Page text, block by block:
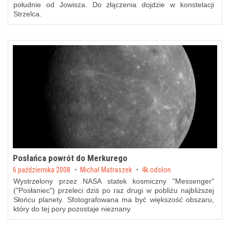
południe od Jowisza. Do złączenia dojdzie w konstelacji
Strzelca.
Posłańca powrót do Merkurego
Posted on
6 października 2008 by Michał Matraszek 4k odsłon
Wystrzelony przez NASA statek kosmiczny "Messenger"
("Posłaniec") przeleci dziś po raz drugi w pobliżu najbliższej
Słońcu planety. Sfotografowana ma być większość obszaru,
który do tej pory pozostaje nieznany.